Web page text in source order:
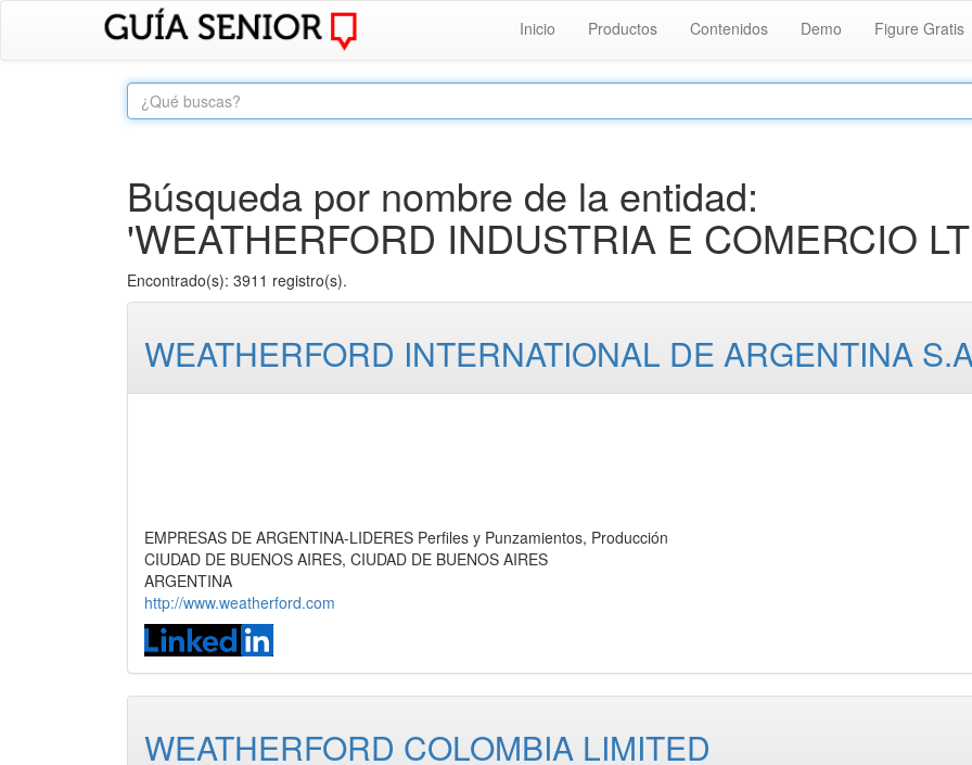
Inicio Productos Contenidos Demo Figure Gratis
Búsqueda por nombre de la entidad:
'WEATHERFORD INDUSTRIA E COMERCIO
Encontrado(s): 3911 registro(s).
WEATHERFORD INTERNATIONAL DE ARGENTINA
EMPRESAS DE ARGENTINA-LIDERES Perfiles y Punzamientos, Producción
CIUDAD DE BUENOS AIRES, CIUDAD DE BUENOS AIRES
ARGENTINA
http://www.weatherford.com
WEATHERFORD COLOMBIA LIMITED